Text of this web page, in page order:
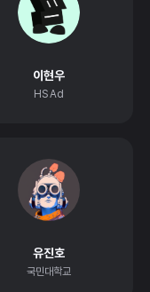
이현우
HS Ad
유진호
국민대학교